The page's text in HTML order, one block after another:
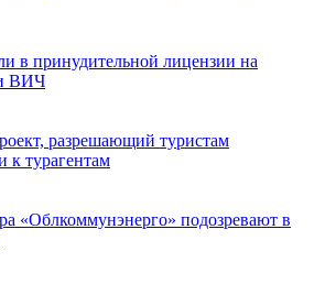
в принудительной лицензии на
ВИЧ
разрешающий туристам
к турагентам
«Облкоммунэнерго» подозревают в